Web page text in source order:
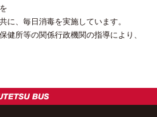
消毒を実施しています。
関係行政機関の指導により、